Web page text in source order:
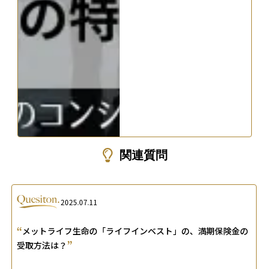
関連質問
2025.07.11
“メットライフ生命の「ライフインベスト」の、満期保険金の
受取方法は？ ”